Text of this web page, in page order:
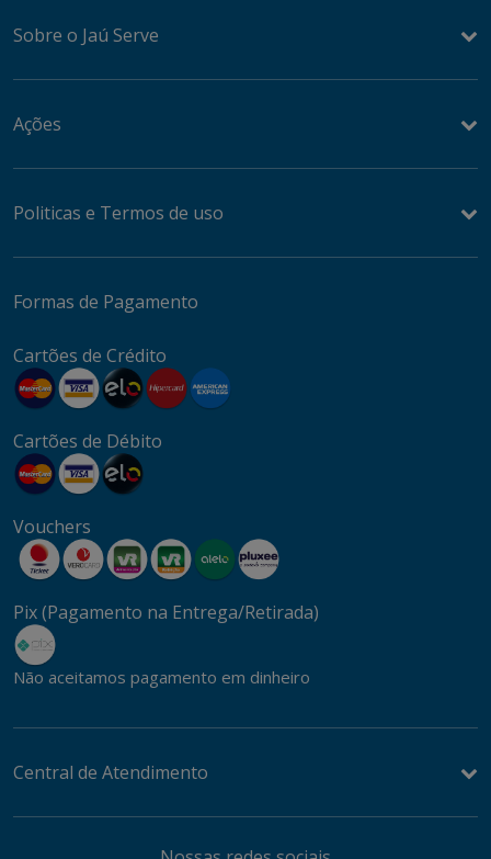
Sobre o Jaú Serve
Ações
Politicas e Termos de uso
Formas de Pagamento
Cartões de Crédito
Cartões de Débito
Vouchers
Pix (Pagamento na Entrega/Retirada)
Não aceitamos pagamento em dinheiro
Central de Atendimento